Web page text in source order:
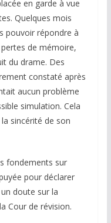
en garde à vue
Quelques mois
pouvoir répondre à
de mémoire,
du drame. Des
constaté après
aucun problème
simulation. Cela
sincérité de son
fondements sur
pour déclarer
doute sur la
Cour de révision.